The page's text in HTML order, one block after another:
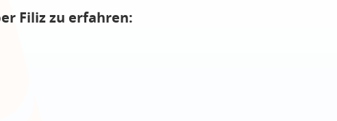
Filiz zu erfahren: